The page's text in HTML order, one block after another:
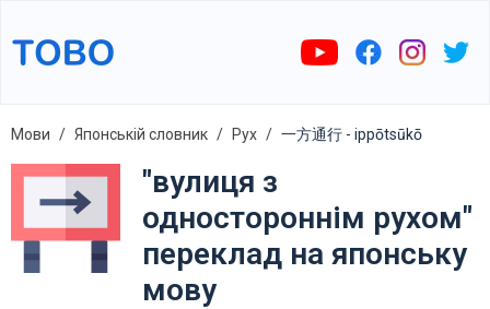
Мови Японській словник Рух 一方通行 - ippōtsūkō
"вулиця з
одностороннім рухом"
переклад на японську
мову